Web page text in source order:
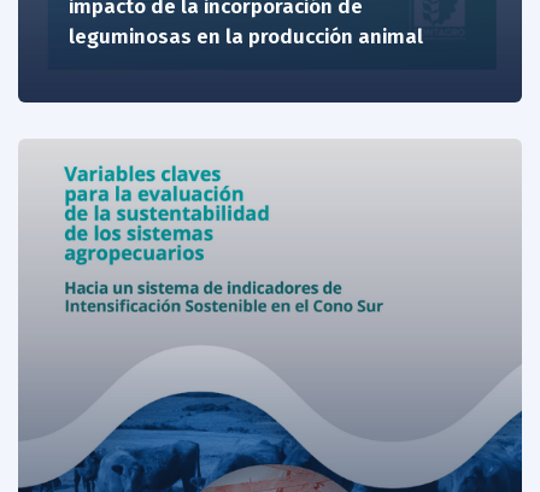
impacto de la incorporación de
leguminosas en la producción animal